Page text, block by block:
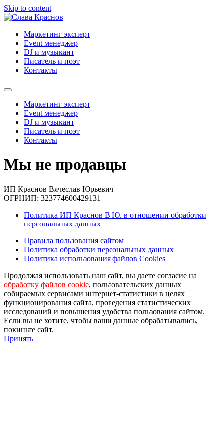
Skip to content
Маркетинг эксперт
Event менеджер
DJ и музыкант
Писатель и поэт
Контакты
Маркетинг эксперт
Event менеджер
DJ и музыкант
Писатель и поэт
Контакты
Мы не продавцы
ИП Краснов Вячеслав Юрьевич
ОГРНИП: 323774600429131
Политика ИП Краснов В.Ю. в отношении обработки
персональных данных
Правила пользования сайтом
Политика обработки персональных данных
Политика использования файлов Cookies
Продолжая использовать наш сайт, вы даете согласие на
обработку файлов cookie, пользовательских данных
собираемых сервисами интернет-статистики в целях
функционирования сайта, проведения статистических
исследований и повышения удобства пользования сайтом.
Если вы не хотите, чтобы ваши данные обрабатывались,
покиньте сайт.
Принять